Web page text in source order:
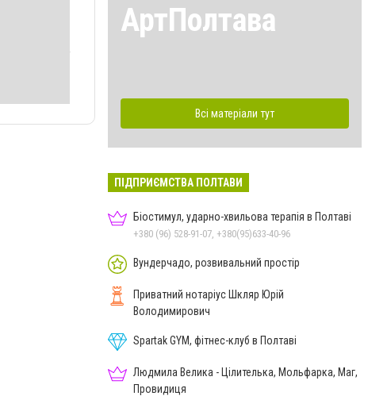
АртПолтава
Всі матеріали тут
ПІДПРИЄМСТВА ПОЛТАВИ
Біостимул, ударно-хвильова терапія в Полтаві
+380 (96) 528-91-07, +380(95)633-40-96
Вундерчадо, розвивальний простір
Приватний нотаріус Шкляр Юрій
Володимирович
Spartak GYM, фітнес-клуб в Полтаві
Людмила Велика - Цілителька, Мольфарка, Маг,
Провидиця